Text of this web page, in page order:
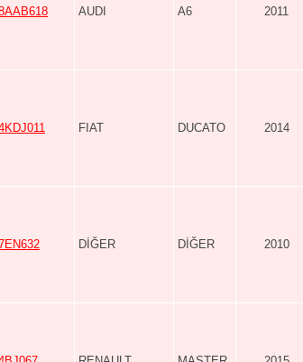
AUDI A6 2011
FIAT DUCATO 2014
DİĞER DİĞER 2010